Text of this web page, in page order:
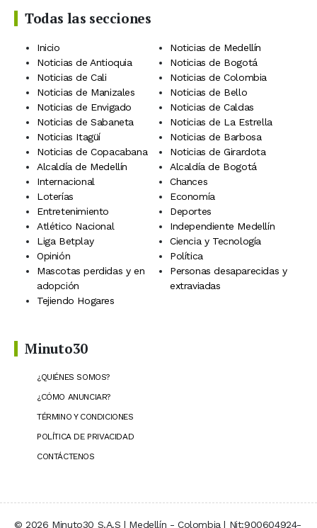
Todas las secciones
Inicio
Noticias de Medellín
Noticias de Antioquia
Noticias de Bogotá
Noticias de Cali
Noticias de Colombia
Noticias de Manizales
Noticias de Bello
Noticias de Envigado
Noticias de Caldas
Noticias de Sabaneta
Noticias de La Estrella
Noticias Itagüí
Noticias de Barbosa
Noticias de Copacabana
Noticias de Girardota
Alcaldía de Medellín
Alcaldía de Bogotá
Internacional
Chances
Loterías
Economía
Entretenimiento
Deportes
Atlético Nacional
Independiente Medellín
Liga Betplay
Ciencia y Tecnología
Opinión
Política
Mascotas perdidas y en
adopción
Personas desaparecidas y
extraviadas
Tejiendo Hogares
Minuto30
¿QUIÉNES SOMOS?
¿CÓMO ANUNCIAR?
TÉRMINO Y CONDICIONES
POLÍTICA DE PRIVACIDAD
CONTÁCTENOS
© 2026 Minuto30 S.A.S | Medellín - Colombia | Nit:900604924-